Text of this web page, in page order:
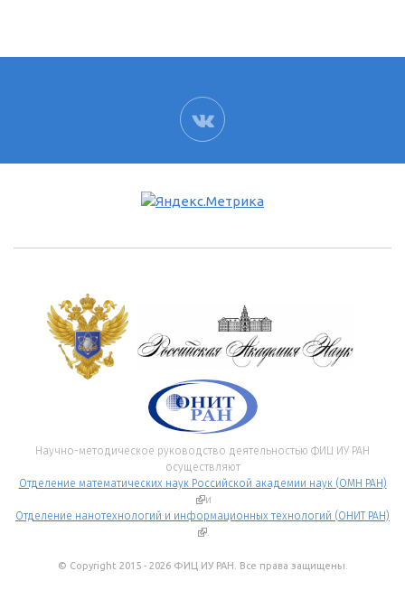
ВК
Научно-методическое руководство деятельностью ФИЦ ИУ РАН
осуществляют
Отделение математических наук Российской академии наук (ОМН РАН)
(внешняя ссылка)
и
Отделение нанотехнологий и информационных технологий (ОНИТ РАН)
(внешняя ссылка)
.
© Copyright 2015 - 2026 ФИЦ ИУ РАН. Все права защищены.